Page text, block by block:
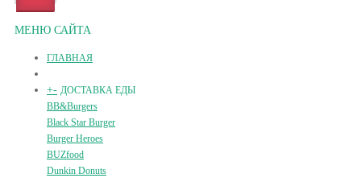
МЕНЮ САЙТА
ГЛАВНАЯ
+- ДОСТАВКА ЕДЫ
BB&Burgers
Black Star Burger
Burger Heroes
BUZfood
Dunkin Donuts